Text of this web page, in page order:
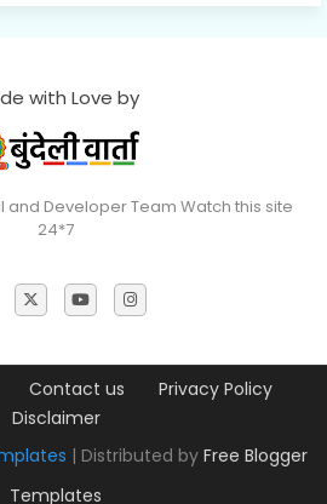
with Love by
and Developer Team Watch this site
24*7
Contact us
Privacy Policy
Disclaimer
| Distributed by Free Blogger
Templates